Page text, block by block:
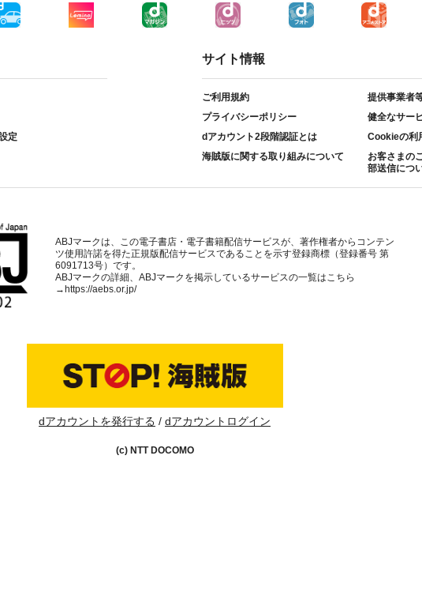
定
サイト情報
ご利用規約
提供事業者
プライバシーポリシー
健全なサー
dアカウント2段階認証とは
Cookieの利
海賊版に関する取り組みについて
お客さまの
部送信につ
ABJマークは、この電子書店・電子書籍配信サービスが、著作権者からコンテン
ツ使用許諾を得た正規版配信サービスであることを示す登録商標（登録番号 第
6091713号）です。
ABJマークの詳細、ABJマークを掲示しているサービスの一覧はこちら
→ https://aebs.or.jp/
dアカウントを発行する dアカウントログイン
(c) NTT DOCOMO